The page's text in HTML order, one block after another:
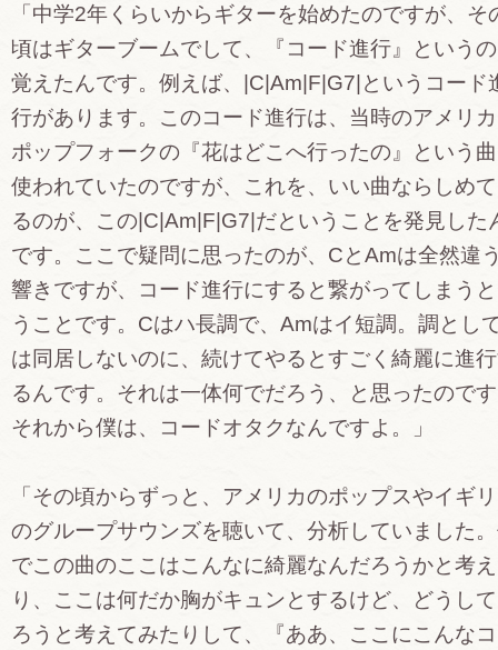
「中学2年くらいからギターを始めたのですが、そ
頃はギターブームでして、『コード進行』という
覚えたんです。例えば、|C|Am|F|G7|というコード
行があります。このコード進行は、当時のアメリ
ポップフォークの『花はどこへ行ったの』という
使われていたのですが、これを、いい曲ならしめ
るのが、この|C|Am|F|G7|だということを発見した
です。ここで疑問に思ったのが、CとAmは全然違
響きですが、コード進行にすると繋がってしまう
うことです。Cはハ長調で、Amはイ短調。調とし
は同居しないのに、続けてやるとすごく綺麗に進
るんです。それは一体何でだろう、と思ったので
それから僕は、コードオタクなんですよ。」
「その頃からずっと、アメリカのポップスやイギ
のグループサウンズを聴いて、分析していました
でこの曲のここはこんなに綺麗なんだろうかと考
り、ここは何だか胸がキュンとするけど、どうし
ろうと考えてみたりして、『ああ、ここにこんな